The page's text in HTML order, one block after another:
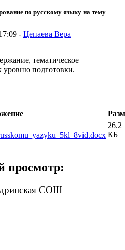
по русскому языку на тему
- Цепаева Вера
тематическое
уровню подготовки.
26.2
КБ
просмотр:
СОШ